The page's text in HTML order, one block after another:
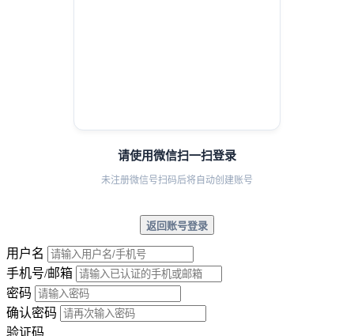
请使用微信扫一扫登录
未注册微信号扫码后将自动创建账号
返回账号登录
用户名
手机号/邮箱
密码
确认密码
验证码